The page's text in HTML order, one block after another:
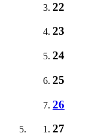
22
23
24
25
26
27